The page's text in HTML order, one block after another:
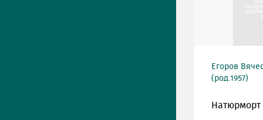
Егоров
(род.1957)
Натюрморт